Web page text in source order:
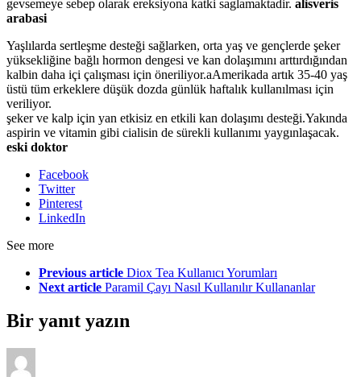
gevsemeye sebep olarak ereksiyona katki saglamaktadir. alisveris
arabasi
Yaşlılarda sertleşme desteği sağlarken, orta yaş ve gençlerde şeker
yüksekliğine bağlı hormon dengesi ve kan dolaşımını arttırdığından
kalbin daha içi çalışması için öneriliyor.aAmerikada artık 35-40 yaş
üstü tüm erkeklere düşük dozda günlük haftalık kullanılması için
veriliyor.
şeker ve kalp için yan etkisiz en etkili kan dolaşımı desteği.Yakında
aspirin ve vitamin gibi cialisin de sürekli kullanımı yaygınlaşacak.
eski doktor
Facebook
Twitter
Pinterest
LinkedIn
See more
Previous article Diox Tea Kullanıcı Yorumları
Next article Paramil Çayı Nasıl Kullanılır Kullananlar
Bir yanıt yazın